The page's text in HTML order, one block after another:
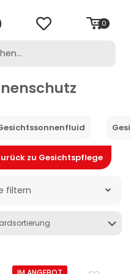
0
zu Gesichtspflege
filtern